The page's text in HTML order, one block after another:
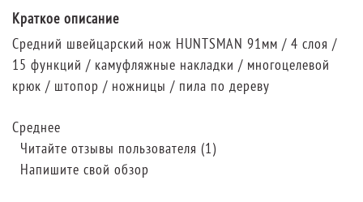
Краткое описание
Средний швейцарский нож HUNTSMAN 91мм / 4 слоя /
15 функций / камуфляжные накладки / многоцелевой
крюк / штопор / ножницы / пила по дереву
Среднее
Читайте отзывы пользователя (1)
Напишите свой обзор